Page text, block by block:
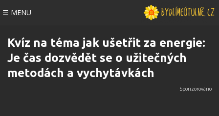
☰ MENU
Kvíz na téma jak ušetřit za energie:
Je čas dozvědět se o užitečných
metodách a vychytávkách